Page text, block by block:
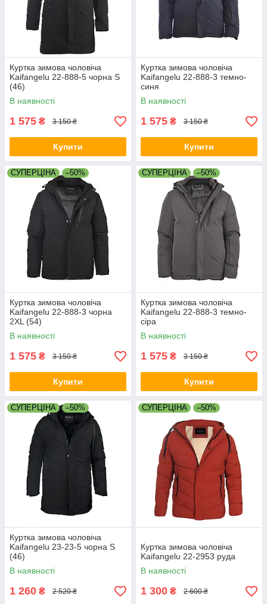
Куртка зимова чоловіча
Kaifangelu 22-888-5 чорна S
(46)
В наявності
1 575 ₴ 3 150 ₴
Купити
Куртка зимова чоловіча
Kaifangelu 22-888-3 темно-
синя
В наявності
1 575 ₴ 3 150 ₴
Купити
СУПЕРЦІНА –50%
Куртка зимова чоловіча
Kaifangelu 22-888-3 чорна
2XL (54)
В наявності
1 575 ₴ 3 150 ₴
Купити
СУПЕРЦІНА –50%
Куртка зимова чоловіча
Kaifangelu 22-888-3 темно-
сіра
В наявності
1 575 ₴ 3 150 ₴
Купити
СУПЕРЦІНА –50%
Куртка зимова чоловіча
Kaifangelu 23-23-5 чорна S
(46)
В наявності
1 260 ₴ 2 520 ₴
СУПЕРЦІНА –50%
Куртка зимова чоловіча
Kaifangelu 22-2953 руда
В наявності
1 300 ₴ 2 600 ₴